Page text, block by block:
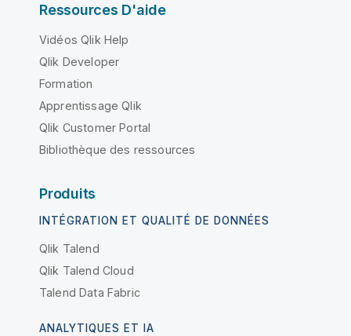
Ressources D'aide
Vidéos Qlik Help
Qlik Developer
Formation
Apprentissage Qlik
Qlik Customer Portal
Bibliothèque des ressources
Produits
INTÉGRATION ET QUALITÉ DE DONNÉES
Qlik Talend
Qlik Talend Cloud
Talend Data Fabric
ANALYTIQUES ET IA